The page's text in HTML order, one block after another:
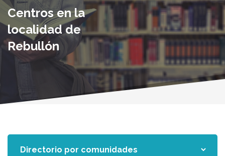
Centros en la
localidad de
Rebullón